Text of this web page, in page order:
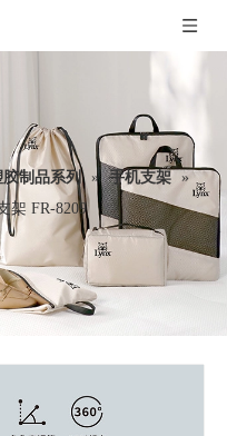
胶制品系列 » 手机支架 »
架 FR-8209